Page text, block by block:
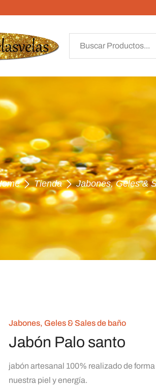
Tienda Jabones, Geles &
Jabones, Geles & Sales de baño
Jabón Palo santo
jabón artesanal 100% realizado de
nuestra piel y energía.